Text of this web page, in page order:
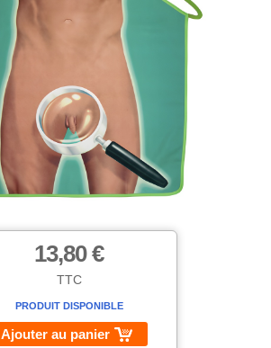
13,80 €
TTC
PRODUIT DISPONIBLE
Ajouter au panier